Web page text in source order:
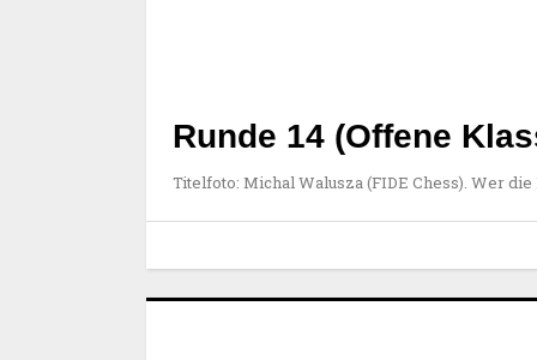
Runde 14 (Offene
Titelfoto: Michal Walusza (FIDE Chess). Wer